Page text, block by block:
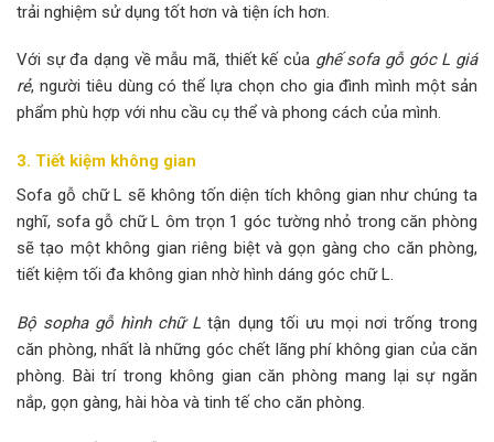
trải nghiệm sử dụng tốt hơn và tiện ích hơn.
Với sự đa dạng về mẫu mã, thiết kế của ghế sofa gỗ góc L giá
rẻ, người tiêu dùng có thể lựa chọn cho gia đình mình một sản
phẩm phù hợp với nhu cầu cụ thể và phong cách của mình.
3. Tiết kiệm không gian
Sofa gỗ chữ L sẽ không tốn diện tích không gian như chúng ta
nghĩ, sofa gỗ chữ L ôm trọn 1 góc tường nhỏ trong căn phòng
sẽ tạo một không gian riêng biệt và gọn gàng cho căn phòng,
tiết kiệm tối đa không gian nhờ hình dáng góc chữ L.
Bộ sopha gỗ hình chữ L tận dụng tối ưu mọi nơi trống trong
căn phòng, nhất là những góc chết lãng phí không gian của căn
phòng. Bài trí trong không gian căn phòng mang lại sự ngăn
nắp, gọn gàng, hài hòa và tinh tế cho căn phòng.